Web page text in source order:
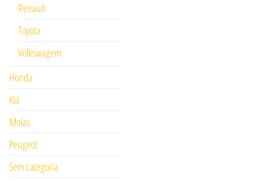
Renault
Toyota
Volkswagem
Honda
Kia
Molas
Peugeot
Sem categoria